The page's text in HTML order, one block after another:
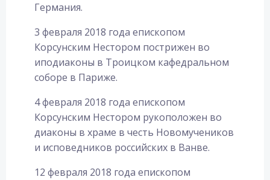
Германия.
3 февраля 2018 года епископом
Корсунским Нестором пострижен во
иподиаконы в Троицком кафедральном
соборе в Париже.
4 февраля 2018 года епископом
Корсунским Нестором рукоположен во
диаконы в храме в честь Новомучеников
и исповедников российских в Ванве.
12 февраля 2018 года епископом